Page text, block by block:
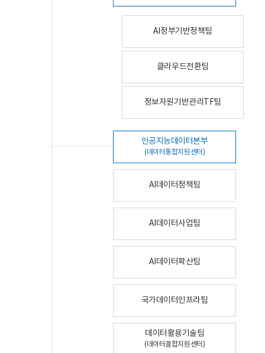
AI정부기반정책팀
클라우드전환팀
정보자원기반관리TF팀
인공지능데이터본부
(데이터통합지원센터)
AI데이터정책팀
AI데이터사업팀
AI데이터확산팀
국가데이터인프라팀
데이터활용기술팀
(데이터결합지원센터)